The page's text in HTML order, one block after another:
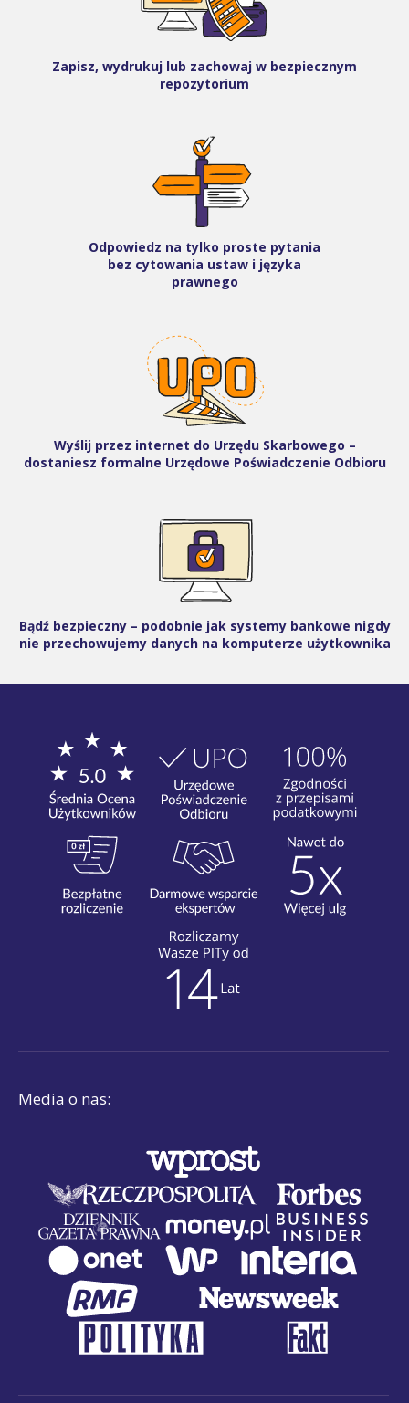
Zapisz, wydrukuj lub zachowaj w bezpiecznym
repozytorium
Odpowiedz na tylko proste pytania
bez cytowania ustaw i języka
prawnego
Wyślij przez internet do Urzędu Skarbowego –
dostaniesz formalne Urzędowe Poświadczenie Odbioru
Bądź bezpieczny – podobnie jak systemy bankowe nigdy
nie przechowujemy danych na komputerze użytkownika
Media o nas: